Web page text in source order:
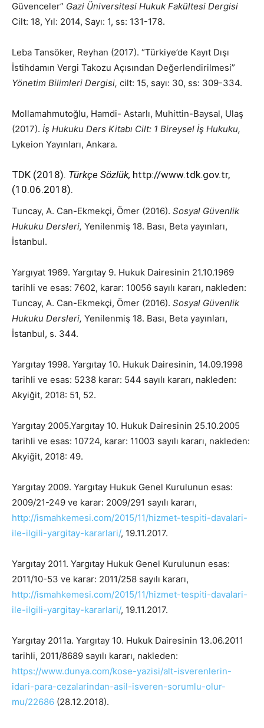
Güvenceler” Gazi Üniversitesi Hukuk Fakültesi Dergisi
Cilt: 18, Yıl: 2014, Sayı: 1, ss: 131-178.
Leba Tansöker, Reyhan (2017). “Türkiye’de Kayıt Dışı
İstihdamın Vergi Takozu Açısından Değerlendirilmesi”
Yönetim Bilimleri Dergisi, cilt: 15, sayı: 30, ss: 309-334.
Mollamahmutoğlu, Hamdi- Astarlı, Muhittin-Baysal, Ulaş
(2017). İş Hukuku Ders Kitabı Cilt: 1 Bireysel İş Hukuku,
Lykeion Yayınları, Ankara.
TDK (2018). Türkçe Sözlük, http://www.tdk.gov.tr,
(10.06.2018).
Tuncay, A. Can-Ekmekçi, Ömer (2016). Sosyal Güvenlik
Hukuku Dersleri, Yenilenmiş 18. Bası, Beta yayınları,
İstanbul.
Yargıyat 1969. Yargıtay 9. Hukuk Dairesinin 21.10.1969
tarihli ve esas: 7602, karar: 10056 sayılı kararı, nakleden:
Tuncay, A. Can-Ekmekçi, Ömer (2016). Sosyal Güvenlik
Hukuku Dersleri, Yenilenmiş 18. Bası, Beta yayınları,
İstanbul, s. 344.
Yargıtay 1998. Yargıtay 10. Hukuk Dairesinin, 14.09.1998
tarihli ve esas: 5238 karar: 544 sayılı kararı, nakleden:
Akyiğit, 2018: 51, 52.
Yargıtay 2005.Yargıtay 10. Hukuk Dairesinin 25.10.2005
tarihli ve esas: 10724, karar: 11003 sayılı kararı, nakleden:
Akyiğit, 2018: 49.
Yargıtay 2009. Yargıtay Hukuk Genel Kurulunun esas:
2009/21-249 ve karar: 2009/291 sayılı kararı,
http://ismahkemesi.com/2015/11/hizmet-tespiti-davalari-
ile-ilgili-yargitay-kararlari/, 19.11.2017.
Yargıtay 2011. Yargıtay Hukuk Genel Kurulunun esas:
2011/10-53 ve karar: 2011/258 sayılı kararı,
http://ismahkemesi.com/2015/11/hizmet-tespiti-davalari-
ile-ilgili-yargitay-kararlari/, 19.11.2017.
Yargıtay 2011a. Yargıtay 10. Hukuk Dairesinin 13.06.2011
tarihli, 2011/8689 sayılı kararı, nakleden:
https://www.dunya.com/kose-yazisi/alt-isverenlerin-
idari-para-cezalarindan-asil-isveren-sorumlu-olur-
mu/22686 (28.12.2018).